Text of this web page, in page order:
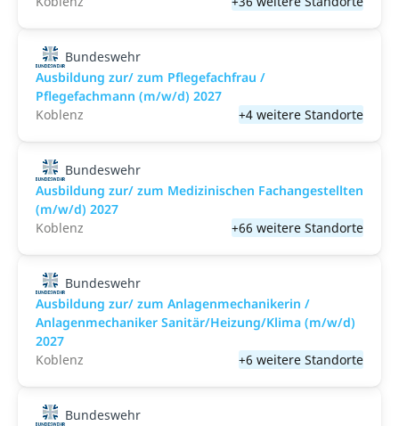
Bundeswehr
Ausbildung zur/ zum Pflegefachfrau /
Pflegefachmann (m/w/d) 2027
Koblenz
+4 weitere Standorte
Bundeswehr
Ausbildung zur/ zum Medizinischen Fachangestellten
(m/w/d) 2027
Koblenz
+66 weitere Standorte
Bundeswehr
Ausbildung zur/ zum Anlagenmechanikerin /
Anlagenmechaniker Sanitär/Heizung/Klima (m/w/d)
2027
Koblenz
+6 weitere Standorte
Bundeswehr